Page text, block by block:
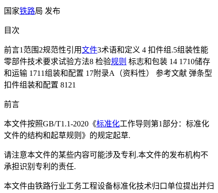
国家铁路局 发布
目次
前言1范围2规范性引用文件3术语和定义 4 扣件组.5组装性能
零部件技术要求试验方法8 检验规则 标志和包装 14 1710储存
和运输 1711组装和配置 17附录A（资料性） 参考文献 弹条型
扣件组装和配置 8121
前言
本文件按照GB/T1.1-2020《标准化工作导则第1部分：标准化
文件的结构和起草规则》的规定起草.
请注意本文件的某些内容可能涉及专利.本文件的发布机构不
承担识别专利的责任.
本文件由铁路行业工务工程设备标准化技术归口单位提出并归